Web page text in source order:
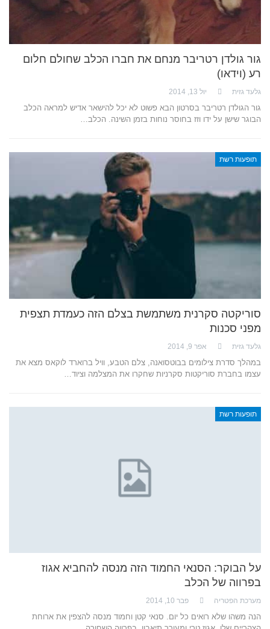
גור גולדן רטריבר מנחם את חברו הכלב שחולם חלום
רע (וידאו)
גלעד גזית יול 13, 2014
גור הגולדן רטריבר בסרטון הבא פשוט לא יכל להישאר אדיש למראה הכלב
הבוגר שישן על ידו וזז בחוסר נוחות בזמן השינה. הכלב…
תופעות רשת
סוריקטה סקרנית משתמשת בצלם הזה כעמדת תצפית
מפני סכנות
גלעד גזית אפר 9, 2014
במהלך סדרת צילומים בבוטסואנה, צלם הטבע, וויל ברוארד לוקאס מצא את
עצמו בחברת סוריקטות סקרניות שחקרו את המצלמה וציוד…
תופעות רשת
על הבוקר: הסנאי החמוד הזה מנסה להחביא אגוז
בפרווה של הכלב
מערכת הפטריה פבר 10, 2014
הנה משהו שלא רואים כל יום. סנאי קטן וחמוד מנסה להצפין את ארוחת